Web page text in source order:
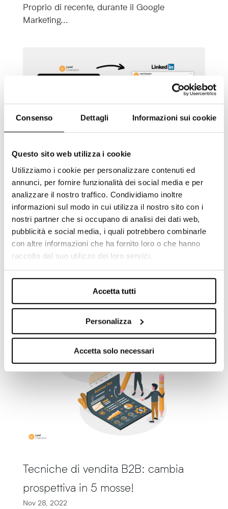
Consenso Dettagli Informazioni sui cookie
Questo sito web utilizza i cookie
Utilizziamo i cookie per personalizzare contenuti ed
annunci, per fornire funzionalità dei social media e per
analizzare il nostro traffico. Condividiamo inoltre
informazioni sul modo in cui utilizza il nostro sito con i
nostri partner che si occupano di analisi dei dati web,
pubblicità e social media, i quali potrebbero combinarle
con altre informazioni che ha fornito loro o che hanno
raccolto dal suo utilizzo dei loro servizi.
Accetta tutti
Personalizza
Accetta solo necessari
Proprio di recente, durante il Google
Marketing...
Fare Account Based Marketing su
LinkedIn con Lead Champion ora è
possibile!
Gen 30, 2024
Lead Champion si integra con LinkedIn per
creare campagne targettizzate sulle aziende
una nuova funzionalità: l’integrazione con
Linkedin per permettere l’importazione degli
account direttamente sulla piattaforma social...
Tecniche di vendita B2B: cambia
prospettiva in 5 mosse!
Nov 28, 2022